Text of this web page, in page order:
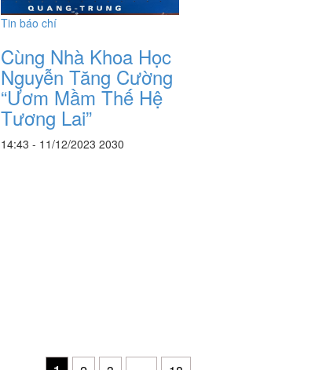
Tin báo chí
Cùng Nhà Khoa Học
Nguyễn Tăng Cường
“Ươm Mầm Thế Hệ
Tương Lai”
14:43 - 11/12/2023 2030